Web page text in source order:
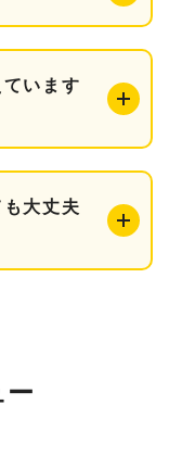
います
大丈夫
ー